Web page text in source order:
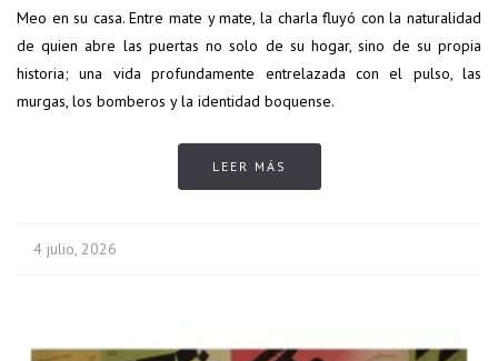
Meo en su casa. Entre mate y mate, la charla fluyó con la naturalidad
de quien abre las puertas no solo de su hogar, sino de su propia
historia; una vida profundamente entrelazada con el pulso, las
murgas, los bomberos y la identidad boquense.
LEER MÁS
4 julio, 2026